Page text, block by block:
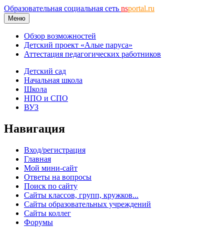
Образовательная социальная сеть nsportal.ru
Меню
Обзор возможностей
Детский проект «Алые паруса»
Аттестация педагогических работников
Детский сад
Начальная школа
Школа
НПО и СПО
ВУЗ
Навигация
Вход/регистрация
Главная
Мой мини-сайт
Ответы на вопросы
Поиск по сайту
Сайты классов, групп, кружков...
Сайты образовательных учреждений
Сайты коллег
Форумы